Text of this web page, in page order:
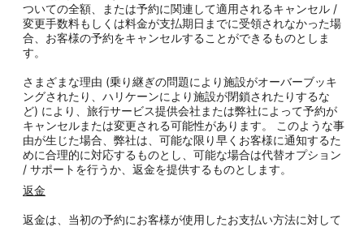
ついての全額、または予約に関連して適用されるキャンセル /
変更手数料もしくは料金が支払期日までに受領されなかった場
合、お客様の予約をキャンセルすることができるものとしま
す。
さまざまな理由 (乗り継ぎの問題により施設がオーバーブッキ
ングされたり、ハリケーンにより施設が閉鎖されたりするな
ど) により、旅行サービス提供会社または弊社によって予約が
キャンセルまたは変更される可能性があります。 このような事
由が生じた場合、弊社は、可能な限り早くお客様に通知するた
めに合理的に対応するものとし、可能な場合は代替オプション
/ サポートを行うか、返金を提供するものとします。
返金
返金は、当初の予約にお客様が使用したお支払い方法に対して